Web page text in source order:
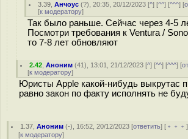
3.39 ,Анчоус (?), 20:35, 20/12/2023 [^] [^^] [^^^] [
[к модератору]
Так было раньше. Сейчас через 4-5
Посмотри требования к Ventura /
то 7-8 лет обновляют
2.42 ,Аноним (41), 13:01, 21/12/2023 [^] [^^] [^^^] [
[к модератору]
Юристы Apple какой-нибудь выкрутас
равно закон по факту исполнять не
1.37 ,Аноним (-), 16:52, 20/12/2023 [ответить] [ ﹢﹢﹢
[к модератору]